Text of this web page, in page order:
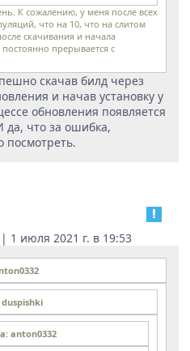
К сожалению, у меня после всех
что на 10, что на слитом
скачивания и начала
постоянно прерывается с
скачав билд через
и начав установку у
обновления появляется
да, что за ошибка,
посмотреть.
1 июля 2021 г. в 19:53
anton0332